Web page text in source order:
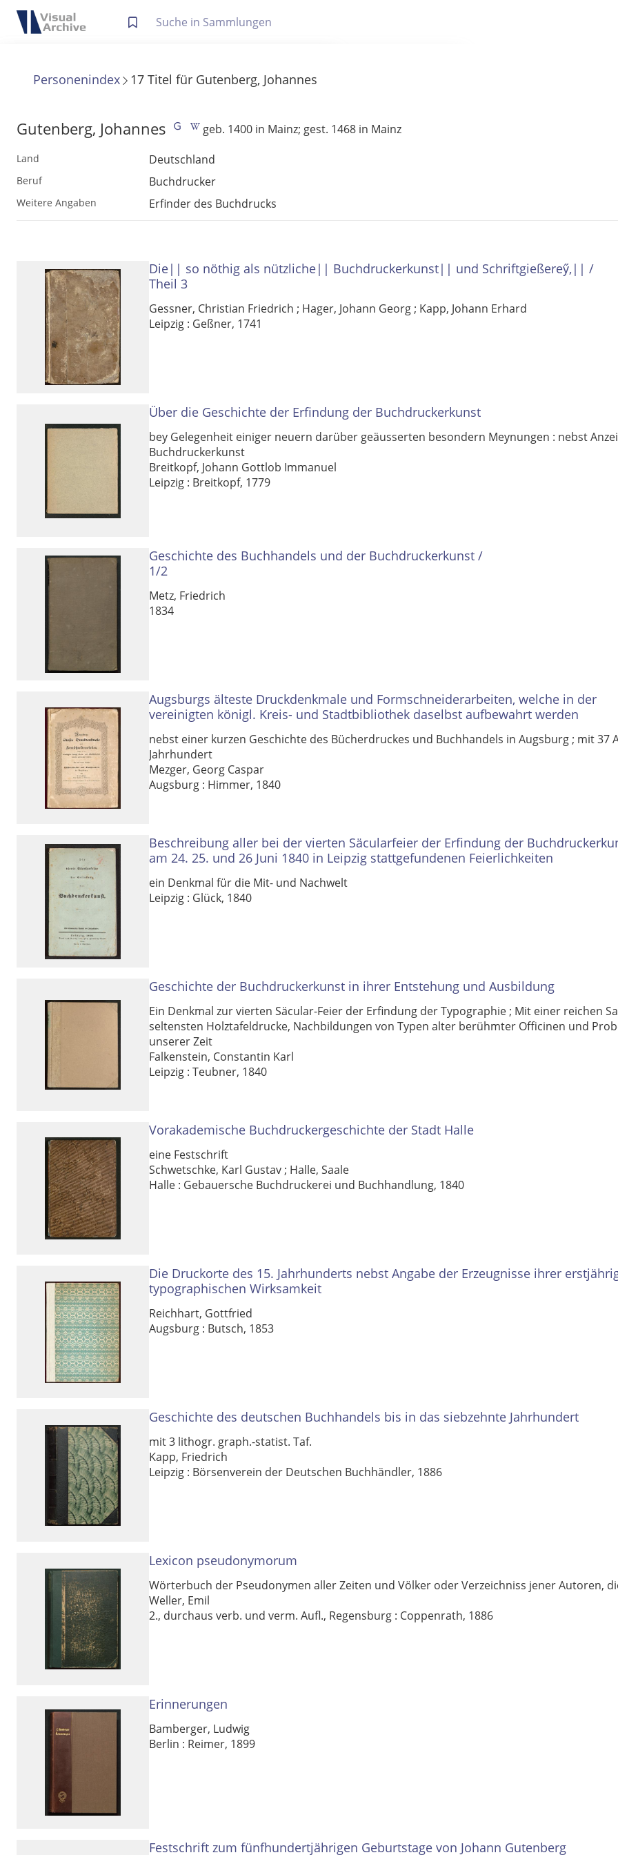
Die letzte Trefferliste besteht aus Ihrer letzten Suche, samt Filter- und Sucheinstellungen.
Anzeigen
Zuletzt gesucht
Noch keine Suchworte
Volltext und Inhaltsverzeichnis
Ausgabe-Optionen
Personenindex 17 Titel für Gutenberg, Johannes
Gutenberg, Johannes geb. 1400 in Mainz; gest. 1468 in Mainz
Land Deutschland
Beruf Buchdrucker
Weitere Angaben Erfinder des Buchdrucks
Die|| so nöthig als nützliche|| Buchdruckerkunst|| und Schriftgießerey̋,|| /
Theil 3
Gessner, Christian Friedrich ; Hager, Johann Georg ; Kapp, Johann Erhard
Leipzig : Geßner, 1741
Über die Geschichte der Erfindung der Buchdruckerkunst
bey Gelegenheit einiger neuern darüber geäusserten besondern Meynungen : nebst
Buchdruckerkunst
Breitkopf, Johann Gottlob Immanuel
Leipzig : Breitkopf, 1779
Geschichte des Buchhandels und der Buchdruckerkunst /
1/2
Metz, Friedrich
1834
Augsburgs älteste Druckdenkmale und Formschneiderarbeiten, welche in der
vereinigten königl. Kreis- und Stadtbibliothek daselbst aufbewahrt werden
nebst einer kurzen Geschichte des Bücherdruckes und Buchhandels in Augsburg ; mit
Jahrhundert
Mezger, Georg Caspar
Augsburg : Himmer, 1840
Beschreibung aller bei der vierten Säcularfeier der Erfindung der
am 24. 25. und 26 Juni 1840 in Leipzig stattgefundenen Feierlichkeiten
ein Denkmal für die Mit- und Nachwelt
Leipzig : Glück, 1840
Geschichte der Buchdruckerkunst in ihrer Entstehung und Ausbildung
Ein Denkmal zur vierten Säcular-Feier der Erfindung der Typographie ; Mit einer reichen
seltensten Holztafeldrucke, Nachbildungen von Typen alter berühmter Officinen und
unserer Zeit
Falkenstein, Constantin Karl
Leipzig : Teubner, 1840
Vorakademische Buchdruckergeschichte der Stadt Halle
eine Festschrift
Schwetschke, Karl Gustav ; Halle, Saale
Halle : Gebauersche Buchdruckerei und Buchhandlung, 1840
Die Druckorte des 15. Jahrhunderts nebst Angabe der Erzeugnisse ihrer
typographischen Wirksamkeit
Reichhart, Gottfried
Augsburg : Butsch, 1853
Geschichte des deutschen Buchhandels bis in das siebzehnte Jahrhundert
mit 3 lithogr. graph.-statist. Taf.
Kapp, Friedrich
Leipzig : Börsenverein der Deutschen Buchhändler, 1886
Lexicon pseudonymorum
Wörterbuch der Pseudonymen aller Zeiten und Völker oder Verzeichniss jener Autoren,
Weller, Emil
2., durchaus verb. und verm. Aufl., Regensburg : Coppenrath, 1886
Erinnerungen
Bamberger, Ludwig
Berlin : Reimer, 1899
Festschrift zum fünfhundertjährigen Geburtstage von Johann Gutenberg